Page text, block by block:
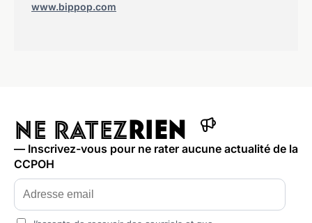
www.bippop.com
NE RATEZRIEN
— Inscrivez-vous pour ne rater aucune actualité de la
CCPOH